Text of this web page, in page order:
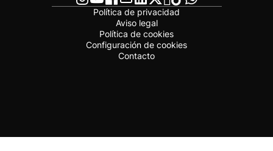
Política de privacidad
Aviso legal
Política de cookies
Configuración de cookies
Contacto